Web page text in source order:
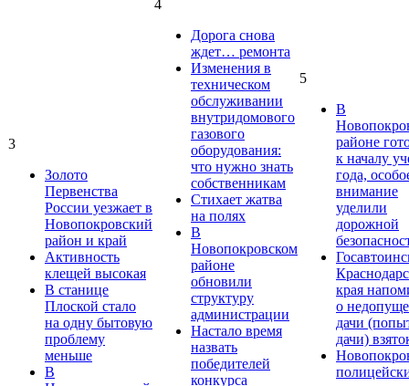
3
Золото
Первенства
России уезжает в
Новопокровский
район и край
Активность
клещей высокая
В станице
Плоской стало
на одну бытовую
проблему
меньше
В
4
Дорога снова
ждет… ремонта
Изменения в
техническом
обслуживании
внутридомового
газового
оборудования:
что нужно знать
собственникам
Стихает жатва
на полях
В
Новопокровском
районе
обновили
структуру
администрации
Настало время
назвать
победителей
конкурса
5
В
районе
к началу
года,
внимание
уделили
дорожной
края
о
дачи
дачи)